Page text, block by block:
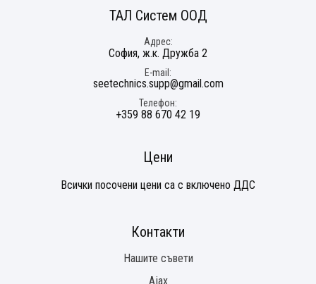
Контакти
Нашите съвети
Ajax
Цени
Всички посочени цени са с включено ДДС
ТАЛ Систем ООД
Адрес
София, ж.к. Дружба 2
E-mail
seetechnics.supp@gmail.com
Телефон
+359 88 670 42 19